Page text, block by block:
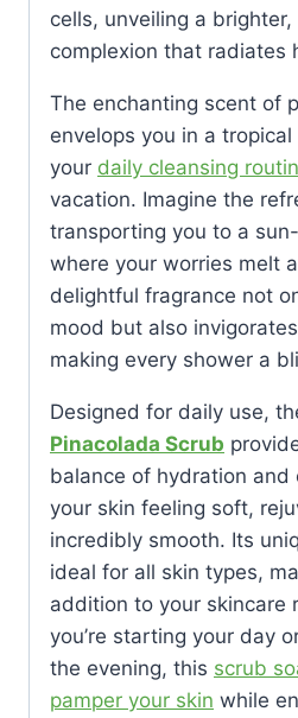
cells, unveiling a
complexion that radiates
The enchanting scent of
envelops you in a
your daily cleansing
vacation. Imagine the
transporting you to a
where your worries melt
delightful fragrance not
mood but also
making every shower a
Designed for daily use,
Pinacolada Scrub
balance of hydration and
your skin feeling soft,
incredibly smooth. Its
ideal for all skin types,
addition to your skincare
you’re starting your day
the evening, this scrub
pamper your skin while